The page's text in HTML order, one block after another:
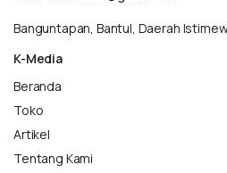
Banguntapan, Bantul, Daerah
K-Media
Beranda
Toko
Artikel
Tentang Kami